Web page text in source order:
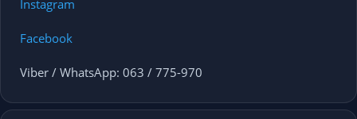
Instagram
Facebook
Viber / WhatsApp: 063 / 775-970